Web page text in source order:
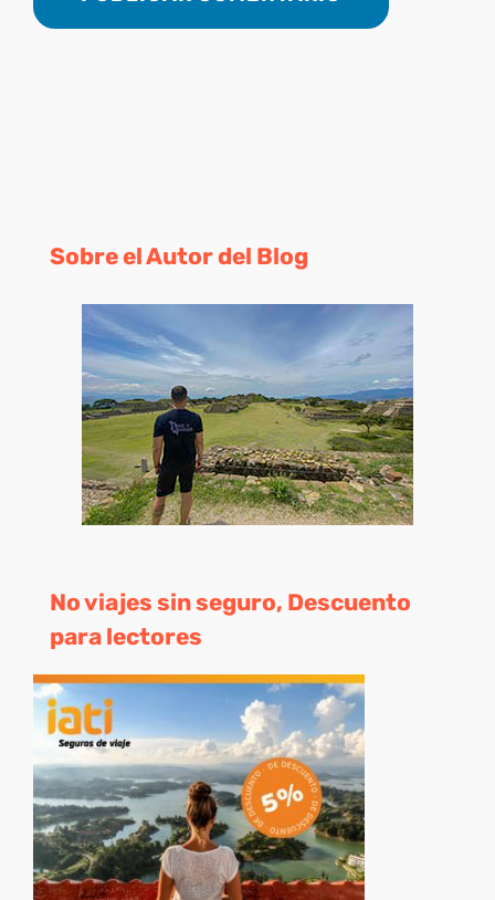
Sobre el Autor del Blog
No viajes sin seguro, Descuento
para lectores